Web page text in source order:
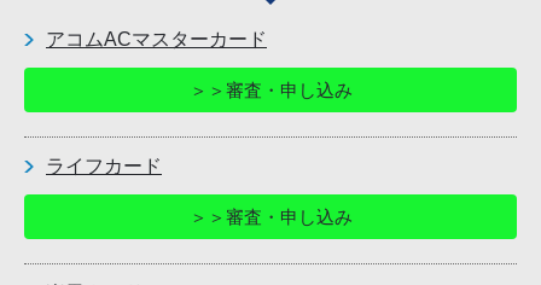
アコムACマスターカード
＞＞審査・申し込み
ライフカード
＞＞審査・申し込み